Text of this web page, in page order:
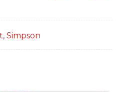
, Simpson